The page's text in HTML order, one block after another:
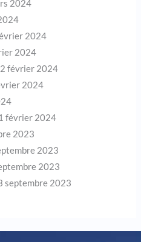
2024
2024
2024
février 2024
2024
février 2024
2023
2023
2023
septembre 2023